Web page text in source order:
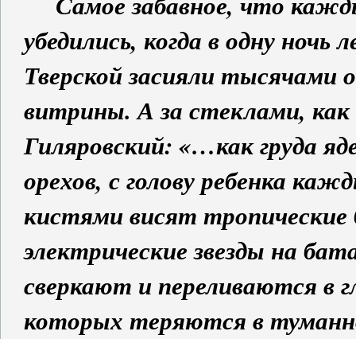
убедились, когда в одну
Тверской засияли тысячами
витрины. А за стеклами,
Гиляровский: «…как груда
орехов, с голову ребенка
кистями висят
электрические звезды на
сверкают и переливаются в
которых теряются в